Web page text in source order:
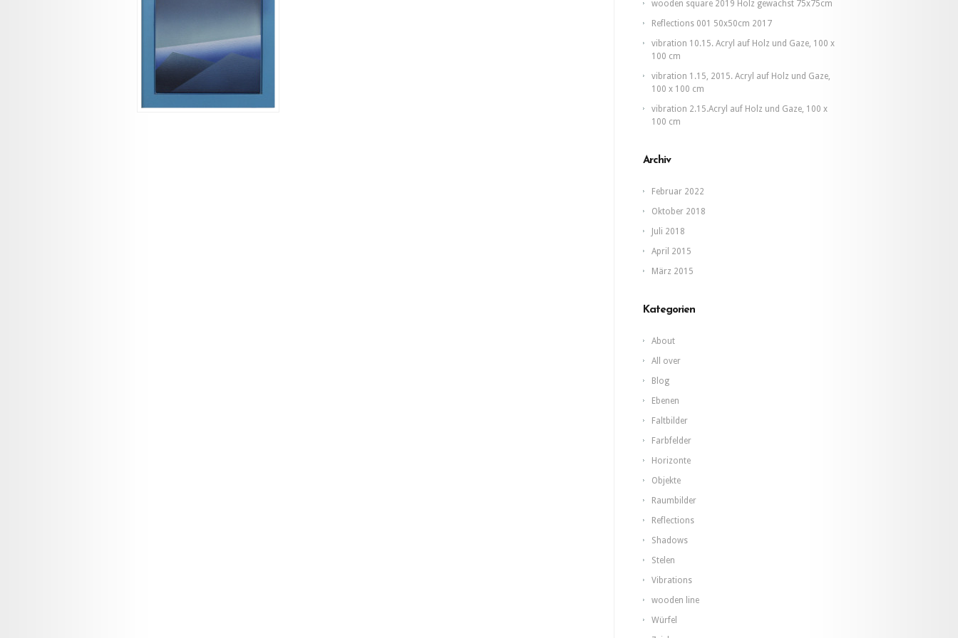
50
cm.
wooden square 2019 Holz gewachst 75x75cm
Reflections 001 50x50cm 2017
vibration 10.15. Acryl auf Holz und Gaze, 100 x
100 cm
vibration 1.15, 2015. Acryl auf Holz und Gaze,
100 x 100 cm
vibration 2.15.Acryl auf Holz und Gaze, 100 x
100 cm
Archiv
Februar 2022
Oktober 2018
Juli 2018
April 2015
März 2015
Kategorien
About
All over
Blog
Ebenen
Faltbilder
Farbfelder
Horizonte
Objekte
Raumbilder
Reflections
Shadows
Stelen
Vibrations
wooden line
Würfel